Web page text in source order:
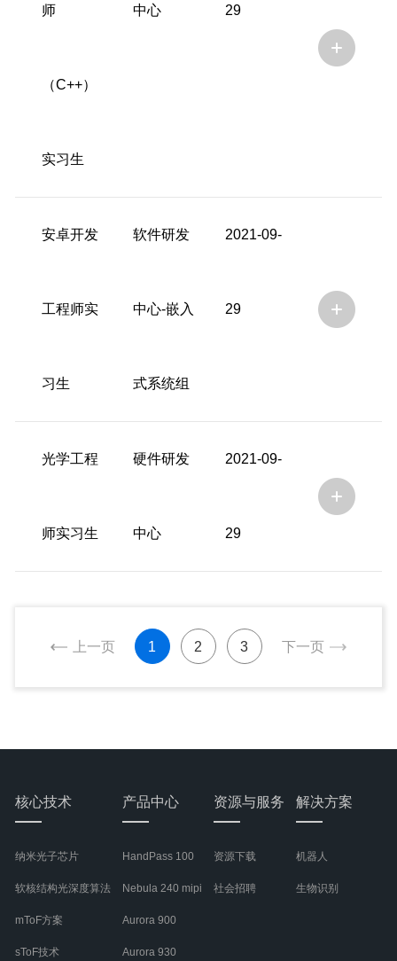
师
（C++）
实习生
中心 29
安卓开发
工程师实
习生
软件研发
中心-嵌入
式系统组
2021-09-
29
光学工程
师实习生
硬件研发
中心
2021-09-
29
上一页 1 2 3 下一页
核心技术
纳米光子芯片
软核结构光深度算法
mToF方案
sToF技术
产品中心
HandPass 100
Nebula 240 mipi
Aurora 900
Aurora 930
资源与服务
资源下载
社会招聘
解决方案
机器人
生物识别